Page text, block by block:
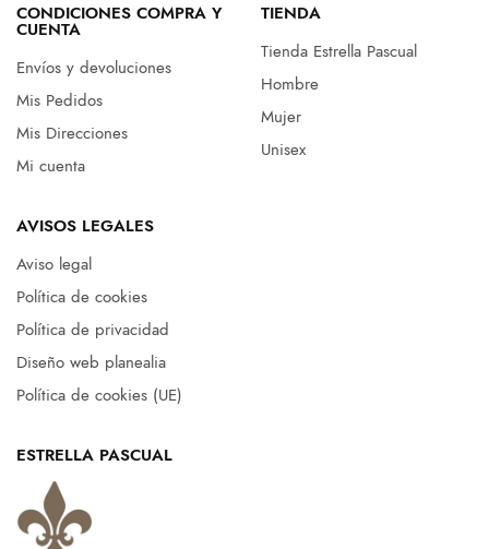
CONDICIONES COMPRA Y
CUENTA
Envíos y devoluciones
Mis Pedidos
Mis Direcciones
Mi cuenta
TIENDA
Tienda Estrella Pascual
Hombre
Mujer
Unisex
AVISOS LEGALES
Aviso legal
Política de cookies
Política de privacidad
Diseño web planealia
Política de cookies (UE)
ESTRELLA PASCUAL